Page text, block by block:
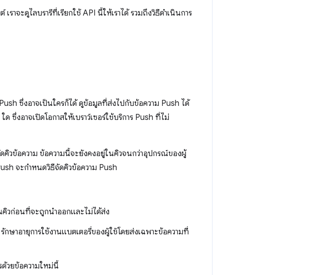
าจะดูไลบรารีที่เรียกใช้ API นี้ให้เราได้ รวมถึงวิธีดำเนินการ
ซึ่งอาจเป็นใครก็ได้ ดูข้อมูลที่ส่งไปกับข้อความ Push ได้
ซึ่งอาจเปิดโอกาสให้เบราว์เซอร์ใช้บริการ Push ที่ไม่
คิวข้อความ ข้อความนี้จะยังคงอยู่ในคิวจนกว่าอุปกรณ์ของผู้
จะกำหนดวิธีจัดคิวข้อความ Push
คิวก่อนที่จะถูกนำออกและไม่ได้ส่ง
าอายุการใช้งานแบตเตอรี่ของผู้ใช้โดยส่งเฉพาะข้อความที่
วยข้อความใหม่นี้